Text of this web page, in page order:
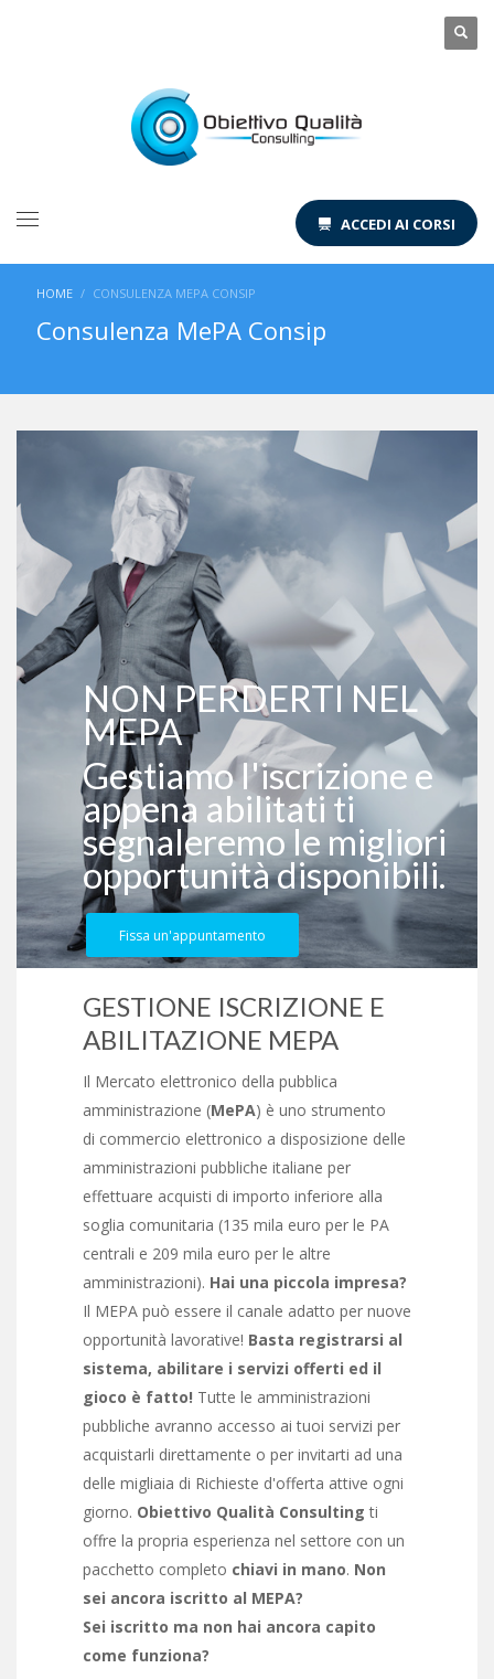
ACCEDI AI CORSI
HOME CONSULENZA MEPA CONSIP
Consulenza MePA Consip
NON PERDERTI NEL
MEPA
Gestiamo l'iscrizione e
appena abilitati ti
segnaleremo le migliori
opportunità disponibili.
Fissa un'appuntamento
GESTIONE ISCRIZIONE E
ABILITAZIONE MEPA
Il Mercato elettronico della pubblica
amministrazione (MePA) è uno strumento
di commercio elettronico a disposizione delle
amministrazioni pubbliche italiane per
effettuare acquisti di importo inferiore alla
soglia comunitaria (135 mila euro per le PA
centrali e 209 mila euro per le altre
amministrazioni). Hai una piccola impresa?
Il MEPA può essere il canale adatto per nuove
opportunità lavorative! Basta registrarsi al
sistema, abilitare i servizi offerti ed il
gioco è fatto! Tutte le amministrazioni
pubbliche avranno accesso ai tuoi servizi per
acquistarli direttamente o per invitarti ad una
delle migliaia di Richieste d'offerta attive ogni
giorno. Obiettivo Qualità Consulting ti
offre la propria esperienza nel settore con un
pacchetto completo chiavi in mano. Non
sei ancora iscritto al MEPA?
Sei iscritto ma non hai ancora capito
come funziona?